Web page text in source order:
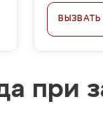
при